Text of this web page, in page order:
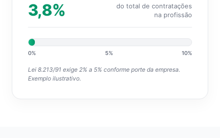
3,8%
do total de contratações
na profissão
0% 5% 10%
Lei 8.213/91 exige 2% a 5% conforme porte da empresa.
Exemplo ilustrativo.